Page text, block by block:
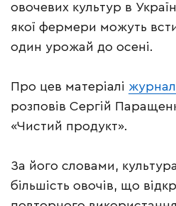
овочевих культур в
якої фермери можуть
один урожай до осені.
Про цев матеріалі
розповів Сергій
«Чистий продукт».
За його словами,
більшість овочів, що